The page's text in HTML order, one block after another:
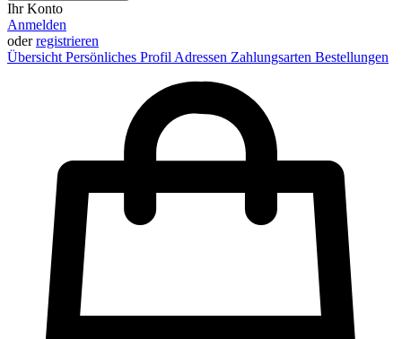
Ihr Konto
Anmelden
oderregistrieren
Übersicht Persönliches Profil Adressen Zahlungsarten Bestellungen